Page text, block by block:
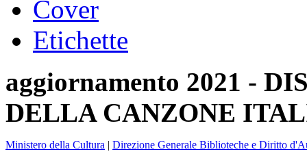
Cover
Etichette
aggiornamento 2021 -
DELLA CANZONE
Ministero della Cultura | Direzione Generale Biblioteche e Diritto